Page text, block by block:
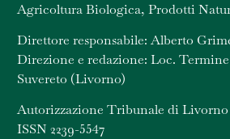
Agricoltura Biologica, Prodotti
Direttore responsabile: Alberto
Direzione e redazione: Loc. Termine
Suvereto (Livorno)
Autorizzazione Tribunale di Livorno
ISSN 2239-5547